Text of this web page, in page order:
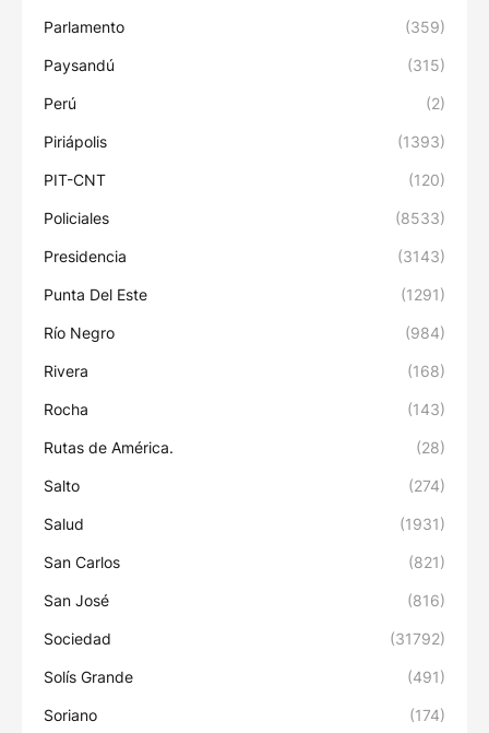
Parlamento (359)
Paysandú (315)
Perú (2)
Piriápolis (1393)
PIT-CNT (120)
Policiales (8533)
Presidencia (3143)
Punta Del Este (1291)
Río Negro (984)
Rivera (168)
Rocha (143)
Rutas de América. (28)
Salto (274)
Salud (1931)
San Carlos (821)
San José (816)
Sociedad (31792)
Solís Grande (491)
Soriano (174)